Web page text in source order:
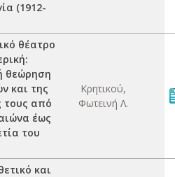
(1912-
θέατρο
θεώρηση
και της
τους από
έως
του
Κρητικού,
Φωτεινή Λ.
και